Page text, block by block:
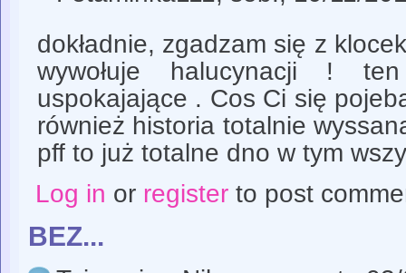
dokładnie, zgadzam się z
wywołuje halucynacji !
uspokajające . Cos Ci się
również historia totalnie
pff to już totalne dno w tym
Log in or registerto post
BEZ...